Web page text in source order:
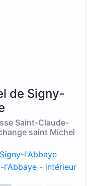
de Signy-
Saint-Claude-
saint Michel